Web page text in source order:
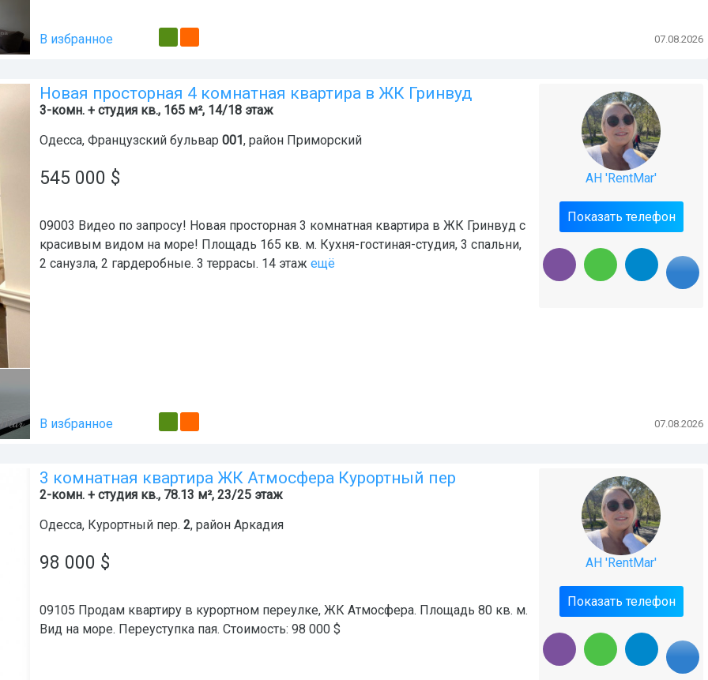
В избранное 07.08.2026
Новая просторная 4 комнатная квартира в ЖК Гринвуд
3-комн. + студия кв., 165 м², 14/18 этаж
Одесса, Французский бульвар 001, район Приморский
545 000 $
09003 Видео по запросу! Новая просторная 3 комнатная квартира в ЖК Гринвуд с
красивым видом на море! Площадь 165 кв. м. Кухня-гостиная-студия, 3 спальни,
2 санузла, 2 гардеробные. 3 террасы. 14 этаж ещё
АН 'RentMar'
Показать телефон
В избранное 07.08.2026
3 комнатная квартира ЖК Атмосфера Курортный пер
2-комн. + студия кв., 78.13 м², 23/25 этаж
Одесса, Курортный пер. 2, район Аркадия
98 000 $
09105 Продам квартиру в курортном переулке, ЖК Атмосфера. Площадь 80 кв. м.
Вид на море. Переуступка пая. Стоимость: 98 000 $
АН 'RentMar'
Показать телефон